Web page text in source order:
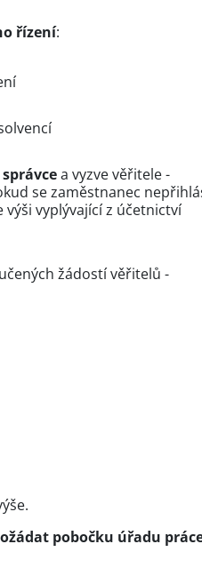
řízení:
a vyzve věřitele -
se zaměstnanec
vyplývající z účetnictví
žádostí věřitelů -
pobočku úřadu